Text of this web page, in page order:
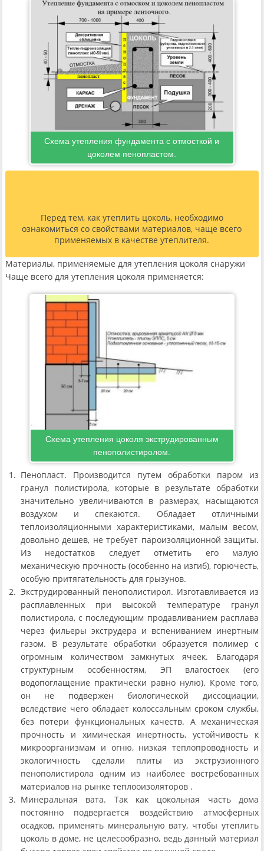
Схема утепления фундамента с отмосткой и
цоколем пенопластом.
Перед тем, как утеплить цоколь, необходимо
ознакомиться со свойствами материалов, чаще всего
применяемых в качестве утеплителя.
Материалы, применяемые для утепления цоколя снаружи
Чаще всего для утепления цоколя применяется:
Схема утепления цоколя экструдированным
пенополистиролом.
Пенопласт. Производится путем обработки паром из
гранул полистирола, которые в результате обработки
значительно увеличиваются в размерах, насыщаются
воздухом и спекаются. Обладает отличными
теплоизоляционными характеристиками, малым весом,
довольно дешев, не требует пароизоляционной защиты.
Из недостатков следует отметить его малую
механическую прочность (особенно на изгиб), горючесть,
особую притягательность для грызунов.
Экструдированный пенополистирол. Изготавливается из
расплавленных при высокой температуре гранул
полистирола, с последующим продавливанием расплава
через фильеры экструдера и вспениванием инертным
газом. В результате обработки образуется полимер с
огромным количеством замкнутых ячеек. Благодаря
структурным особенностям, ЭП влагостоек (его
водопоглащение практически равно нулю). Кроме того,
он не подвержен биологической диссоциации,
вследствие чего обладает колоссальным сроком службы,
без потери функциональных качеств. А механическая
прочность и химическая инертность, устойчивость к
микроорганизмам и огню, низкая теплопроводность и
экологичность сделали плиты из экструзионного
пенополистирола одним из наиболее востребованных
материалов на рынке теплооизоляторов .
Минеральная вата. Так как цокольная часть дома
постоянно подвергается воздействию атмосферных
осадков, применять минеральную вату, чтобы утеплить
цоколь в доме, не целесообразно, ведь данный материал